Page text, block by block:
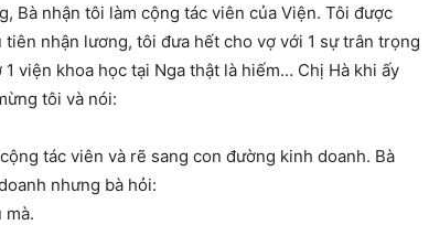
Bà nhận tôi làm cộng tác viên của Viện. Tôi được
nhận lương, tôi đưa hết cho vợ với 1 sự trân trọng
viện khoa học tại Nga thật là hiếm… Chị Hà khi ấy
tôi và nói:
tác viên và rẽ sang con đường kinh doanh. Bà
nhưng bà hỏi:
mà.